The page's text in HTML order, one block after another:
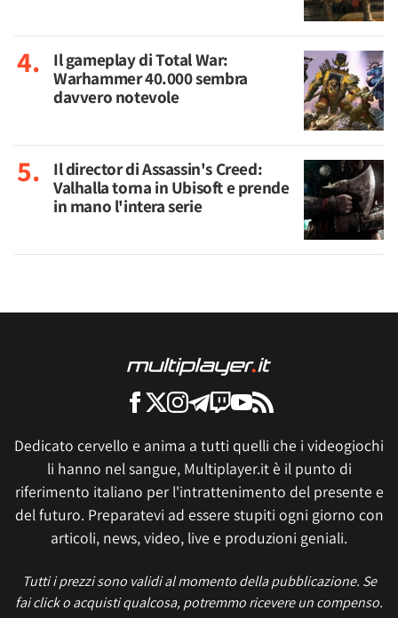
Il gameplay di Total War:
Warhammer 40.000 sembra
davvero notevole
Il director di Assassin's Creed:
Valhalla torna in Ubisoft e prende
in mano l'intera serie
Dedicato cervello e anima a tutti quelli che i videogiochi
li hanno nel sangue, Multiplayer.it è il punto di
riferimento italiano per l'intrattenimento del presente e
del futuro. Preparatevi ad essere stupiti ogni giorno con
articoli, news, video, live e produzioni geniali.
Tutti i prezzi sono validi al momento della pubblicazione. Se
fai click o acquisti qualcosa, potremmo ricevere un compenso.